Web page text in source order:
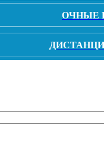
ОЧНЫЕ